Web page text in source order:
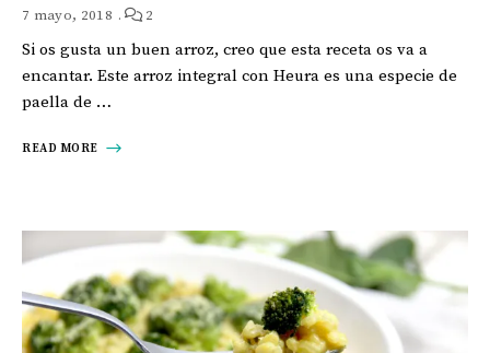
7 mayo, 2018 2
Si os gusta un buen arroz, creo que esta receta os va a
encantar. Este arroz integral con Heura es una especie de
paella de …
READ MORE